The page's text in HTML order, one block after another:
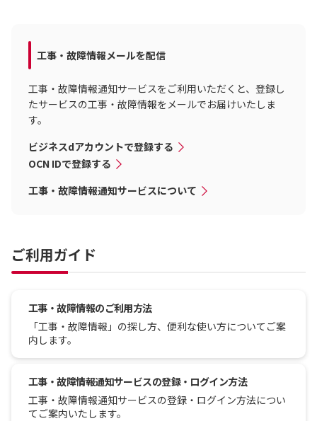
工事・故障情報メールを配信
工事・故障情報通知サービスをご利用いただくと、登録し
たサービスの工事・故障情報をメールでお届けいたしま
す。
ビジネスdアカウントで登録する
OCN IDで登録する
工事・故障情報通知サービスについて
ご利用ガイド
工事・故障情報のご利用方法
「工事・故障情報」の探し方、便利な使い方についてご案
内します。
工事・故障情報通知サービスの登録・ログイン方法
工事・故障情報通知サービスの登録・ログイン方法につい
てご案内いたします。